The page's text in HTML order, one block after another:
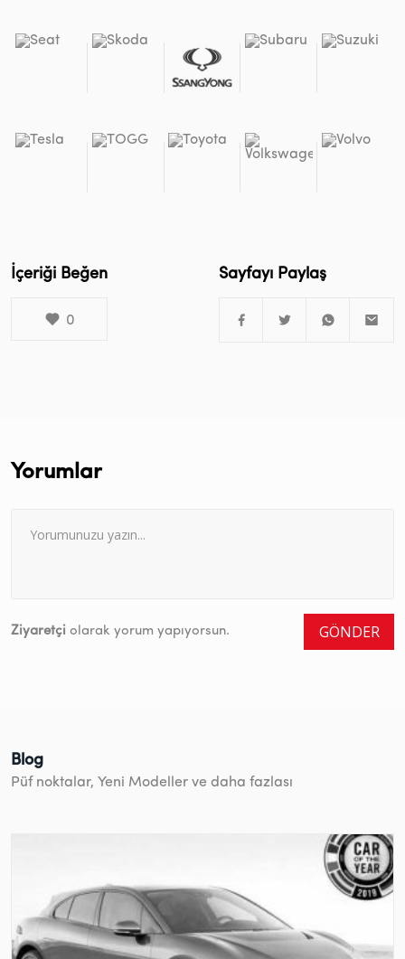
İçeriği Beğen
0
Sayfayı Paylaş
Yorumlar
Ziyaretçi olarak yorum yapıyorsun. GÖNDER
Blog
Püf noktalar, Yeni Modeller ve daha fazlası